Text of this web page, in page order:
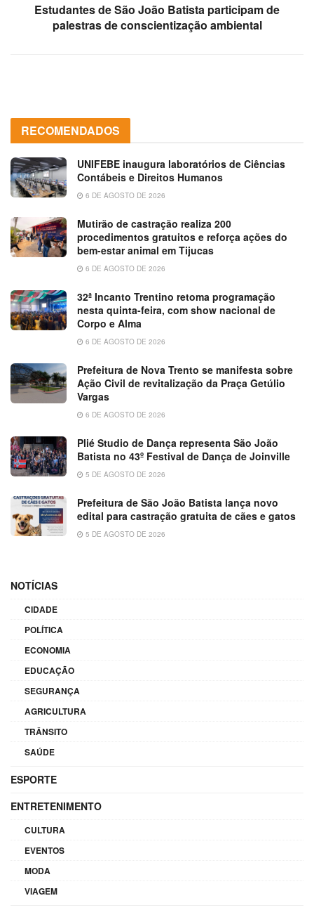
Estudantes de São João Batista participam de
palestras de conscientização ambiental
RECOMENDADOS
UNIFEBE inaugura laboratórios de Ciências
Contábeis e Direitos Humanos
6 DE AGOSTO DE 2026
Mutirão de castração realiza 200
procedimentos gratuitos e reforça ações do
bem-estar animal em Tijucas
6 DE AGOSTO DE 2026
32ª Incanto Trentino retoma programação
nesta quinta-feira, com show nacional de
Corpo e Alma
6 DE AGOSTO DE 2026
Prefeitura de Nova Trento se manifesta sobre
Ação Civil de revitalização da Praça Getúlio
Vargas
6 DE AGOSTO DE 2026
Plié Studio de Dança representa São João
Batista no 43º Festival de Dança de Joinville
5 DE AGOSTO DE 2026
Prefeitura de São João Batista lança novo
edital para castração gratuita de cães e gatos
5 DE AGOSTO DE 2026
NOTÍCIAS
CIDADE
POLÍTICA
ECONOMIA
EDUCAÇÃO
SEGURANÇA
AGRICULTURA
TRÂNSITO
SAÚDE
ESPORTE
ENTRETENIMENTO
CULTURA
EVENTOS
MODA
VIAGEM